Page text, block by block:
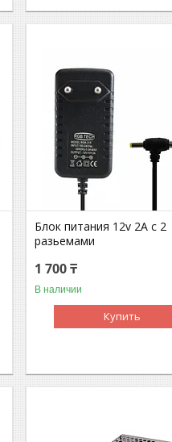
Блок питания 12v 2A с 2
разьемами
1 700 ₸
В наличии
Купить